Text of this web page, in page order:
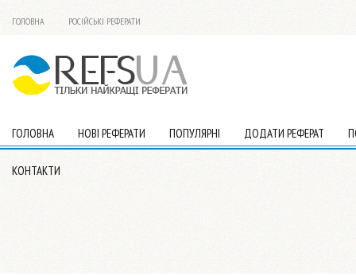
ГОЛОВНА РОСІЙСЬКІ РЕФЕРАТИ
ГОЛОВНА НОВІ РЕФЕРАТИ ПОПУЛЯРНІ ДОДАТИ РЕФЕРАТ
КОНТАКТИ